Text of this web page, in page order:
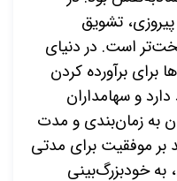
تشویق
است. در دنیای
برای برآورده کردن
و سهامداران
به زمان‌بندی و مدت
موفقیت برای مدتی
به خودبزرگ‌بینی